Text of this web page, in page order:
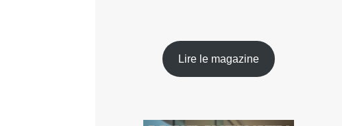
Lire le magazine